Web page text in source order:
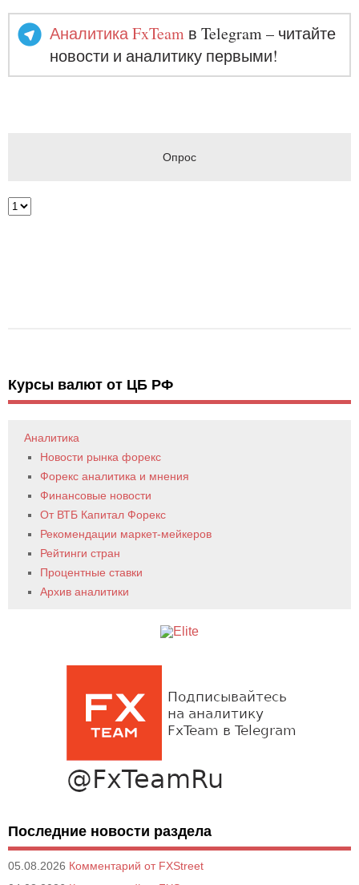
Аналитика FxTeam в Telegram – читайте
новости и аналитику первыми!
Опрос
Курсы валют от ЦБ РФ
Аналитика
Новости рынка форекс
Форекс аналитика и мнения
Финансовые новости
От ВТБ Капитал Форекс
Рекомендации маркет-мейкеров
Рейтинги стран
Процентные ставки
Архив аналитики
Последние новости раздела
05.08.2026 Комментарий от FXStreet